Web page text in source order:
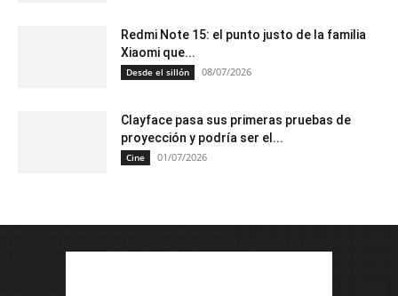
Redmi Note 15: el punto justo de la familia
Xiaomi que...
Desde el sillón 08/07/2026
Clayface pasa sus primeras pruebas de
proyección y podría ser el...
Cine 01/07/2026